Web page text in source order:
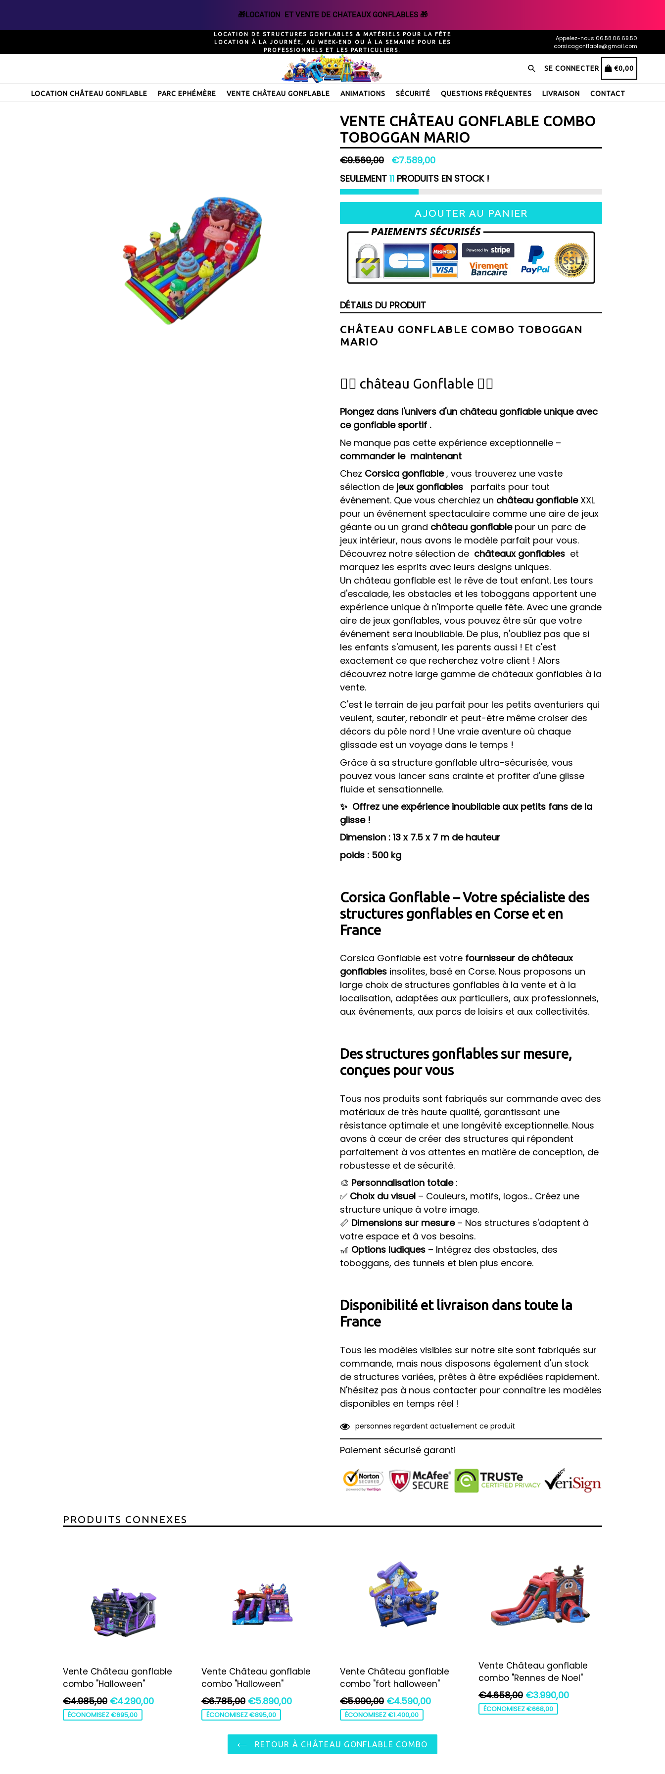
🎁LOCATION  ET VENTE DE CHATEAUX GONFLABLES 🎁
LOCATION DE STRUCTURES GONFLABLES & MATÉRIELS POUR LA FÊTE
LOCATION À LA JOURNÉE, AU WEEK-END OU À LA SEMAINE POUR LES
PROFESSIONNELS ET LES PARTICULIERS.
Appelez-nous 06.58.06.69.50
corsicagonflable@gmail.com
Recherche
SE CONNECTER PANIER
PANIER
€0,00
LOCATION CHÂTEAU GONFLABLE PARC EPHÉMÈRE VENTE CHÂTEAU GONFLABLE ANIMATIONS SÉCURITÉ QUESTIONS FRÉQUENTES LIVRAISON CONTACT
VENTE CHÂTEAU GONFLABLE COMBO
TOBOGGAN MARIO
Prix
régulier
€9.569,00
€7.589,00
SEULEMENT 11 PRODUITS EN STOCK !
AJOUTER AU PANIER
DÉTAILS DU PRODUIT
CHÂTEAU GONFLABLE COMBO TOBOGGAN
MARIO
🦸‍♂️ château Gonflable 🦸‍♀️
Plongez dans l'univers d'un château gonflable unique avec
ce gonflable sportif .
Ne manque pas cette expérience exceptionnelle –
commander le maintenant
Chez Corsica gonflable, vous trouverez une vaste
sélection de jeux gonflables
parfaits pour tout
événement. Que vous cherchiez un château gonflableXXL
pour un événement spectaculaire comme une aire de jeux
géante ou un grand château gonflablepour un parc de
jeux intérieur, nous avons le modèle parfait pour vous.
Découvrez notre sélection de châteaux gonflables et
marquez les esprits avec leurs designs uniques.
Un château gonflable est le rêve de tout enfant. Les tours
d'escalade, les obstacles et les toboggans apportent une
expérience unique à n'importe quelle fête. Avec une grande
aire de jeux gonflables, vous pouvez être sûr que votre
événement sera inoubliable. De plus, n'oubliez pas que si
les enfants s'amusent, les parents aussi ! Et c'est
exactement ce que recherchez votre client ! Alors
découvrez notre large gamme de châteaux gonflables à la
vente.
C'est le terrain de jeu parfait pour les petits aventuriers qui
veulent, sauter, rebondir et peut-être même croiser des
décors du pôle nord ! Une vraie aventure où chaque
glissade est un voyage dans le temps !
Grâce à sa structure gonflable ultra-sécurisée, vous
pouvez vous lancer sans crainte et profiter d'une glisse
fluide et sensationnelle.
✨ Offrez une expérience inoubliable aux petits fans de la
glisse !
Dimension : 13 x 7.5 x 7 m de hauteur
poids : 500 kg
Corsica Gonflable – Votre spécialiste des
structures gonflables en Corse et en
France
Corsica Gonflable est votre fournisseur de châteaux
gonflables insolites, basé en Corse. Nous proposons un
large choix de structures gonflables à la vente et à la
localisation, adaptées aux particuliers, aux professionnels,
aux événements, aux parcs de loisirs et aux collectivités.
Des structures gonflables sur mesure,
conçues pour vous
Tous nos produits sont fabriqués sur commande avec des
matériaux de très haute qualité, garantissant une
résistance optimale et une longévité exceptionnelle. Nous
avons à cœur de créer des structures qui répondent
parfaitement à vos attentes en matière de conception, de
robustesse et de sécurité.
🎨 Personnalisation totale:
✅ Choix du visuel – Couleurs, motifs, logos… Créez une
structure unique à votre image.
📏 Dimensions sur mesure– Nos structures s'adaptent à
votre espace et à vos besoins.
🎢 Options ludiques – Intégrez des obstacles, des
toboggans, des tunnels et bien plus encore.
Disponibilité et livraison dans toute la
France
Tous les modèles visibles sur notre site sont fabriqués sur
commande, mais nous disposons également d'un stock
de structures variées, prêtes à être expédiées rapidement.
N'hésitez pas à nous contacter pour connaître les modèles
disponibles en temps réel !
46 personnes regardent actuellement ce produit
Paiement sécurisé garanti
PRODUITS CONNEXES
Vente Château gonflable
combo "Halloween"
Prix
régulier
€4.985,00 €4.290,00
ÉCONOMISEZ €695,00
Vente Château gonflable
combo "Halloween"
Prix
régulier
€6.785,00 €5.890,00
ÉCONOMISEZ €895,00
Vente Château gonflable
combo "fort halloween"
Prix
régulier
€5.990,00 €4.590,00
ÉCONOMISEZ €1.400,00
Vente Château gonflable
combo "Rennes de Noel"
Prix
régulier
€4.658,00 €3.990,00
ÉCONOMISEZ €668,00
RETOUR À CHÂTEAU GONFLABLE COMBO